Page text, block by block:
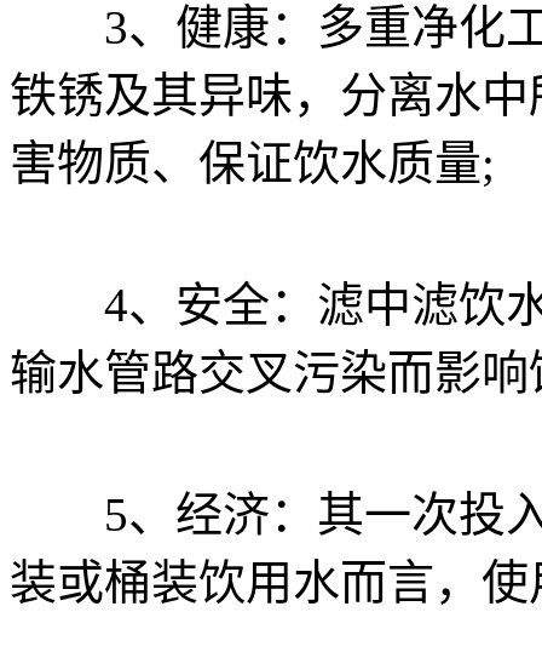
3、健康：多重净化工
铁锈及其异味，分离水
害物质、保证饮水质量;
4、安全：滤中滤饮水
输水管路交叉污染而影
5、经济：其一次投入
装或桶装饮用水而言，